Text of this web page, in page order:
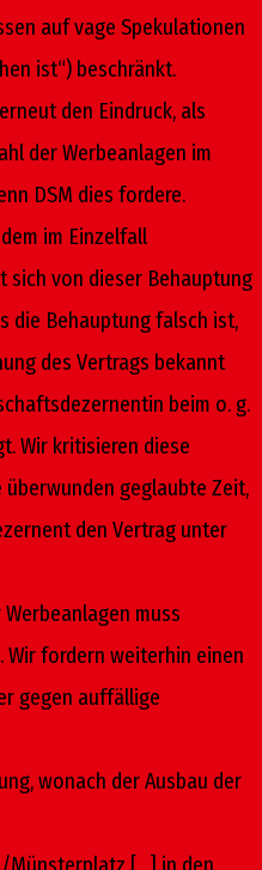
auf vage Spekulationen
ist“) beschränkt.
den Eindruck, als
der Werbeanlagen im
DSM dies fordere.
im Einzelfall
sich von dieser Behauptung
die Behauptung falsch ist,
des Vertrags bekannt
beim o. g.
Wir kritisieren diese
geglaubte Zeit,
den Vertrag unter
muss
Wir fordern weiterhin einen
gegen auffällige
wonach der Ausbau der